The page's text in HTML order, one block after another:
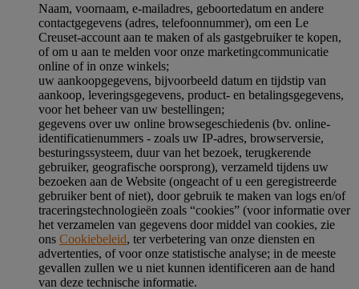
Naam, voornaam, e-mailadres, geboortedatum en andere
contactgegevens (adres, telefoonnummer), om een Le
Creuset-account aan te maken of als gastgebruiker te kopen,
of om u aan te melden voor onze marketingcommunicatie
online of in onze winkels;
uw aankoopgegevens, bijvoorbeeld datum en tijdstip van
aankoop, leveringsgegevens, product- en betalingsgegevens,
voor het beheer van uw bestellingen;
gegevens over uw online browsegeschiedenis (bv. online-
identificatienummers - zoals uw IP-adres, browserversie,
besturingssysteem, duur van het bezoek, terugkerende
gebruiker, geografische oorsprong), verzameld tijdens uw
bezoeken aan de Website (ongeacht of u een geregistreerde
gebruiker bent of niet), door gebruik te maken van logs en/of
traceringstechnologieën zoals “cookies” (voor informatie over
het verzamelen van gegevens door middel van cookies, zie
ons Cookiebeleid, ter verbetering van onze diensten en
advertenties, of voor onze statistische analyse; in de meeste
gevallen zullen we u niet kunnen identificeren aan de hand
van deze technische informatie.